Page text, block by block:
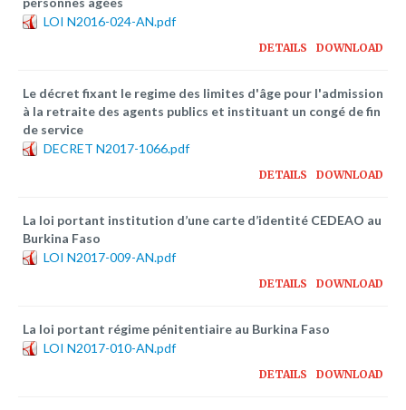
LOI N2016-024-AN.pdf
DOWNLOAD
DETAILS
Le décret fixant le regime des limites d'âge pour l'admission
à la retraite des agents publics et instituant un congé de fin
de service
DECRET N2017-1066.pdf
DOWNLOAD
DETAILS
La loi portant institution d’une carte d’identité CEDEAO au
Burkina Faso
LOI N2017-009-AN.pdf
DOWNLOAD
DETAILS
La loi portant régime pénitentiaire au Burkina Faso
LOI N2017-010-AN.pdf
DOWNLOAD
DETAILS